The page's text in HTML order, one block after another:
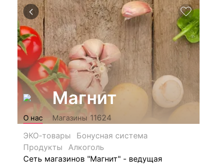
Магнит
О нас Магазины 11624
ЭКО-товары
Бонусная система
Продукты
Алкоголь
Сеть магазинов "Магнит" - ведущая